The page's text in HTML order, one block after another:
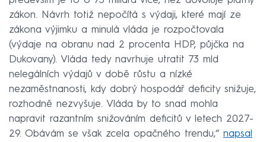
zákon. Návrh totiž nepočítá s výdaji, které mají ze
zákona výjimku a minulá vláda je rozpočtovala
(výdaje na obranu nad 2 procenta HDP, půjčka na
Dukovany). Vláda tedy navrhuje utratit 73 mld
nelegálních výdajů v době růstu a nízké
nezaměstnanosti, kdy dobrý hospodář deficity snižuje,
rozhodně nezvyšuje. Vláda by to snad mohla
napravit razantním snižováním deficitů v letech 2027-
29. Obávám se však zcela opačného trendu,“ napsal